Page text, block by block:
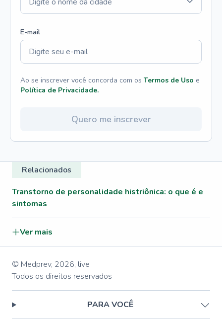
E-mail
Ao se inscrever você concorda com os Termos de Uso e
Política de Privacidade.
Quero me inscrever
Relacionados
Transtorno de personalidade histriônica: o que é e
sintomas
Ver mais
© Medprev, 2026, live
Todos os direitos reservados
PARA VOCÊ